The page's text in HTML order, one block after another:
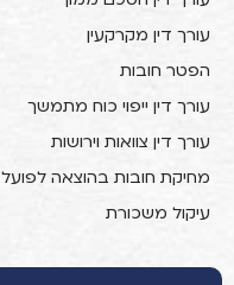
עורך דין מקרקעין
הפטר חובות
עורך דין ייפוי כוח מתמשך
עורך דין צוואות וירושות
מחיקת חובות בהוצאה לפועל
עיקול משכורת